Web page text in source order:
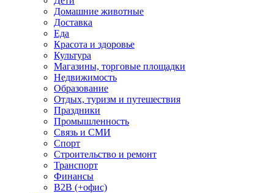
Домашние животные
Доставка
Еда
Красота и здоровье
Культура
Магазины, торговые площадки
Недвижимость
Образование
Отдых, туризм и путешествия
Праздники
Промышленность
Связь и СМИ
Спорт
Строительство и ремонт
Транспорт
Финансы
B2B (+офис)